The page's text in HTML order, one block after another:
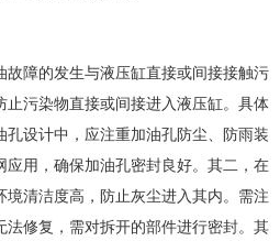
故障的发生与液压缸直接或间接接触污
止污染物直接或间接进入液压缸。具体
设计中，应注重加油孔防尘、防雨装
应用，确保加油孔密封良好。其二，在
清洁度高，防止灰尘进入其内。需注
法修复，需对拆开的部件进行密封。其